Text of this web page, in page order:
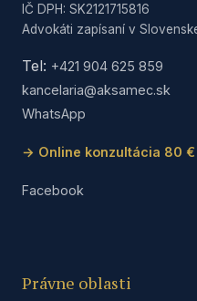
IČ DPH: SK2121715816
Advokáti zapísaní v
Tel: +421 904 625 859
kancelaria@aksamec.sk
WhatsApp
→ Online konzultácia 80 €
Facebook
Právne oblasti